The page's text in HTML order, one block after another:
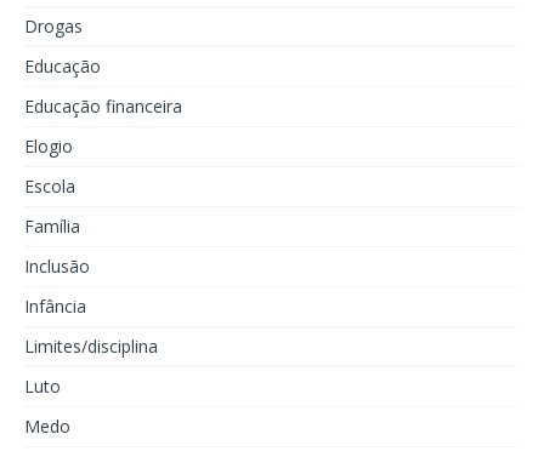
Drogas
Educação
Educação financeira
Elogio
Escola
Família
Inclusão
Infância
Limites/disciplina
Luto
Medo